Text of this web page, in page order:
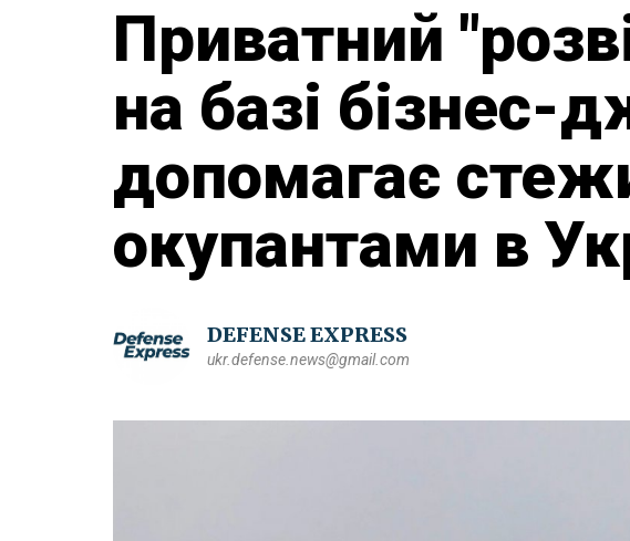
Приватний
на базі бізнес-
допомагає
окупантами в
DEFENSE EXPRESS
ukr.defense.news@gmail.com